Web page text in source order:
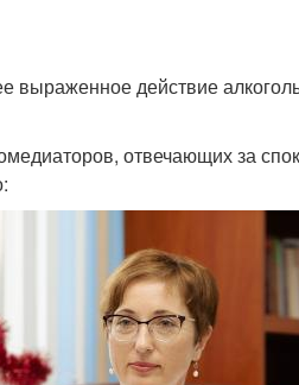
выраженное действие
отвечающих за